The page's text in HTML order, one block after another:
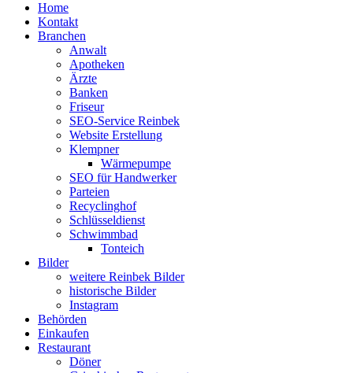
Home
Kontakt
Branchen
Anwalt
Apotheken
Ärzte
Banken
Friseur
SEO-Service Reinbek
Website Erstellung
Klempner
Wärmepumpe
SEO für Handwerker
Parteien
Recyclinghof
Schlüsseldienst
Schwimmbad
Tonteich
Bilder
weitere Reinbek Bilder
historische Bilder
Instagram
Behörden
Einkaufen
Restaurant
Döner